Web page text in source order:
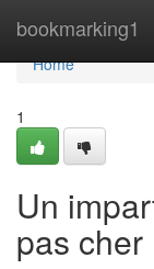
bookmarking1
Home
Home
1
Un
pas cher